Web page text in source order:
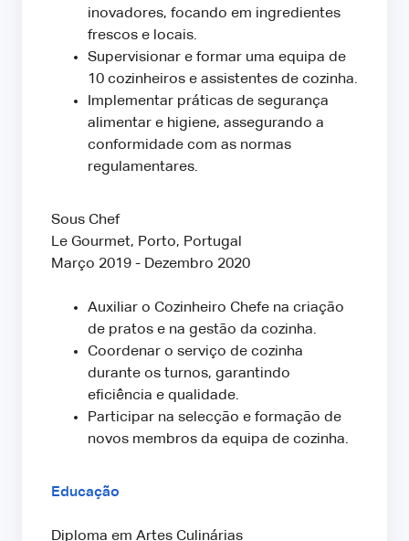
inovadores, focando em ingredientes
frescos e locais.
Supervisionar e formar uma equipa de
10 cozinheiros e assistentes de cozinha.
Implementar práticas de segurança
alimentar e higiene, assegurando a
conformidade com as normas
regulamentares.
Sous Chef
Le Gourmet, Porto, Portugal
Março 2019 - Dezembro 2020
Auxiliar o Cozinheiro Chefe na criação
de pratos e na gestão da cozinha.
Coordenar o serviço de cozinha
durante os turnos, garantindo
eficiência e qualidade.
Participar na selecção e formação de
novos membros da equipa de cozinha.
Educação
Diploma em Artes Culinárias